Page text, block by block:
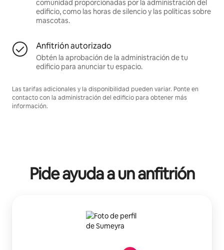
comunidad proporcionadas por la administración del
edificio, como las horas de silencio y las políticas sobre
mascotas.
Anfitrión autorizado
Obtén la aprobación de la administración de tu
edificio para anunciar tu espacio.
Las tarifas adicionales y la disponibilidad pueden variar. Ponte en
contacto con la administración del edificio para obtener más
información.
Pide ayuda a un anfitrión